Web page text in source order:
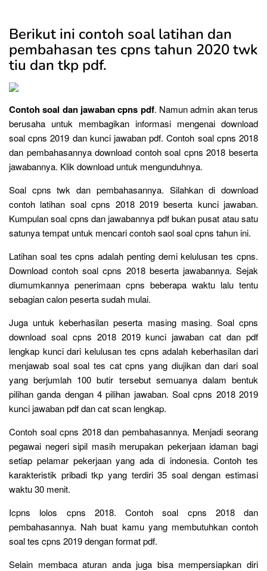
Berikut ini contoh soal latihan dan
pembahasan tes cpns tahun 2020 twk
tiu dan tkp pdf.
Contoh soal dan jawaban cpns pdf. Namun admin akan terus
berusaha untuk membagikan informasi mengenai download
soal cpns 2019 dan kunci jawaban pdf. Contoh soal cpns 2018
dan pembahasannya download contoh soal cpns 2018 beserta
jawabannya. Klik download untuk mengunduhnya.
Soal cpns twk dan pembahasannya. Silahkan di download
contoh latihan soal cpns 2018 2019 beserta kunci jawaban.
Kumpulan soal cpns dan jawabannya pdf bukan pusat atau satu
satunya tempat untuk mencari contoh saol soal cpns tahun ini.
Latihan soal tes cpns adalah penting demi kelulusan tes cpns.
Download contoh soal cpns 2018 beserta jawabannya. Sejak
diumumkannya penerimaan cpns beberapa waktu lalu tentu
sebagian calon peserta sudah mulai.
Juga untuk keberhasilan peserta masing masing. Soal cpns
download soal cpns 2018 2019 kunci jawaban cat dan pdf
lengkap kunci dari kelulusan tes cpns adalah keberhasilan dari
menjawab soal soal tes cat cpns yang diujikan dan dari soal
yang berjumlah 100 butir tersebut semuanya dalam bentuk
pilihan ganda dengan 4 pilihan jawaban. Soal cpns 2018 2019
kunci jawaban pdf dan cat scan lengkap.
Contoh soal cpns 2018 dan pembahasannya. Menjadi seorang
pegawai negeri sipil masih merupakan pekerjaan idaman bagi
setiap pelamar pekerjaan yang ada di indonesia. Contoh tes
karakteristik pribadi tkp yang terdiri 35 soal dengan estimasi
waktu 30 menit.
Icpns lolos cpns 2018. Contoh soal cpns 2018 dan
pembahasannya. Nah buat kamu yang membutuhkan contoh
soal tes cpns 2019 dengan format pdf.
Selain membaca aturan anda juga bisa mempersiapkan diri